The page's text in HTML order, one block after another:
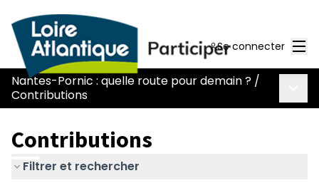
Se connecter
Nantes-Pornic : quelle route pour demain ? /
Contributions
Contributions
Filtrer et rechercher